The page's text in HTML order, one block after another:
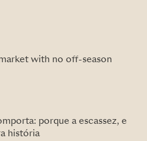
with no off-season
porque a escassez, e
história